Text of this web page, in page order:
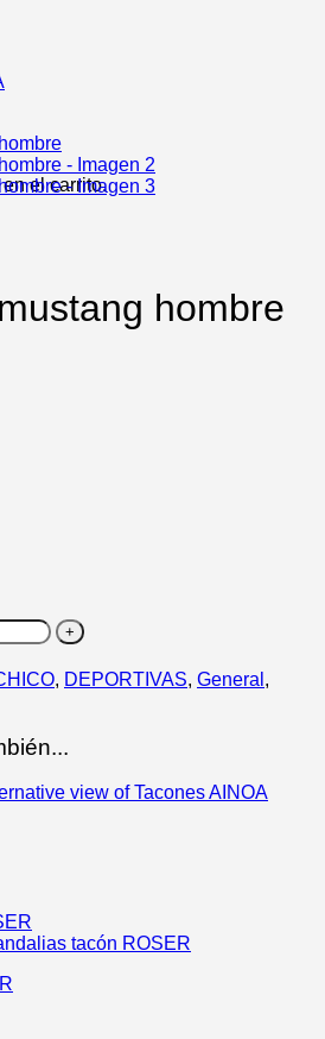
el carrito.
hombre
, DEPORTIVAS, General ,